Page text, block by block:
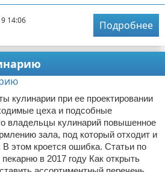
14:06
Подробнее
кулинарии при ее проектировании
цеха и подсобные
владельцы кулинарий повышенное
зала, под который отходит и
этом кроется ошибка. Статьи по
в 2017 году Как открыть